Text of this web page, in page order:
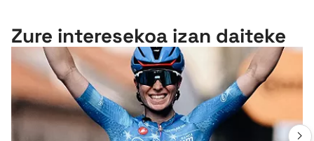
Zure interesekoa izan daiteke